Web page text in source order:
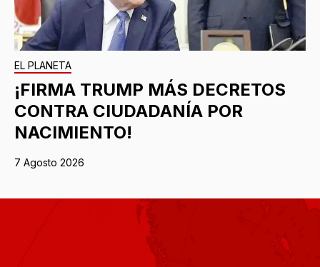
EL PLANETA
¡FIRMA TRUMP MÁS DECRETOS
CONTRA CIUDADANÍA POR
NACIMIENTO!
7 Agosto 2026